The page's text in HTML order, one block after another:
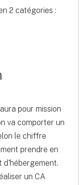
2 catégories :
pour mission
va comporter un
le chiffre
prendre en
d'hébergement.
un CA